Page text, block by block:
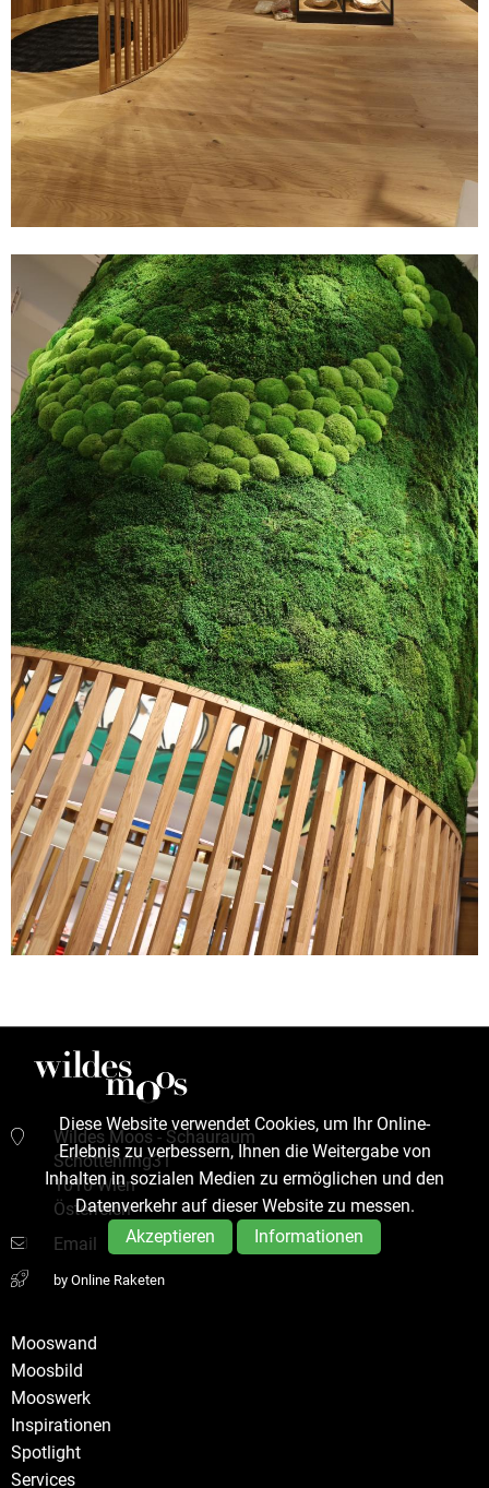
Diese Website verwendet Cookies, um Ihr Online-
Erlebnis zu verbessern, Ihnen die Weitergabe von
Inhalten in sozialen Medien zu ermöglichen und den
Datenverkehr auf dieser Website zu messen.
Akzeptieren
Informationen
Wildes Moos - Schauraum
Schottenring31
1010 Wien
Österreich
Email
by Online Raketen
Mooswand
Moosbild
Mooswerk
Inspirationen
Spotlight
Services